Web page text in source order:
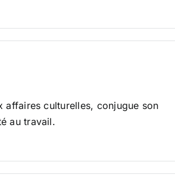
affaires culturelles, conjugue son
au travail.